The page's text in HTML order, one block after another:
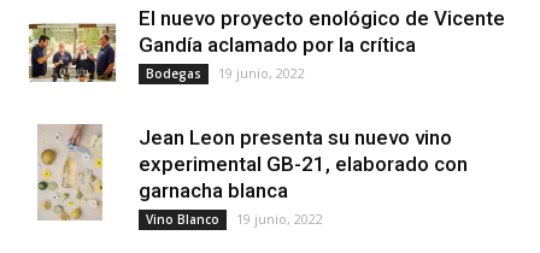
El nuevo proyecto enológico de Vicente
Gandía aclamado por la crítica
Bodegas 19 junio, 2022
Jean Leon presenta su nuevo vino
experimental GB-21, elaborado con
garnacha blanca
Vino Blanco 19 junio, 2022